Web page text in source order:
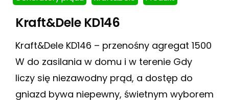
Kraft&Dele KD146
Kraft&Dele KD146 – przenośny agregat 1500
W do zasilania w domu i w terenie Gdy
liczy się niezawodny prąd, a dostęp do
gniazd bywa niepewny, świetnym wyborem